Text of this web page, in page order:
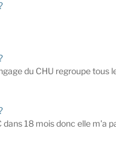
du CHU regroupe
dans 18 mois donc elle m'a